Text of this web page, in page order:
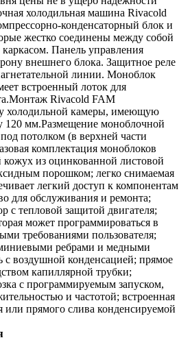
холодильная машина Rivacold
конденсаторный блок и
жестко соединены между собой
Панель управления
внешнего блока. Защитное реле
линии. Моноблок
встроенный лоток для
Rivacold FAM
холодильной камеры, имеющую
мм.Размещение моноблочной
потолком (в верхней части
комплектация моноблоков
из оцинкованной листовой
порошком; легко снимаемая
легкий доступ к компонентам
для обслуживания и ремонта;
с тепловой защитой двигателя;
может программироваться в
требованиями пользователя;
ребрами и медными
с воздушной конденсацией; прямое
капиллярной трубки;
с программируемым запуском,
и частотой; встроенная
или прямого слива конденсируемой